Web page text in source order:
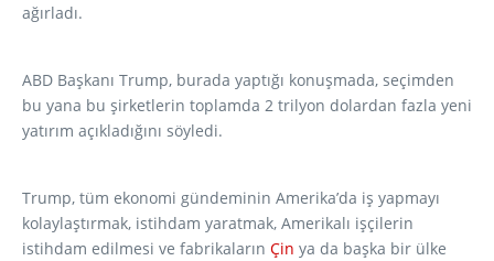
ağırladı.
ABD Başkanı Trump, burada yaptığı konuşmada, seçimden
bu yana bu şirketlerin toplamda 2 trilyon dolardan fazla yeni
yatırım açıkladığını söyledi.
Trump, tüm ekonomi gündeminin Amerika’da iş yapmayı
kolaylaştırmak, istihdam yaratmak, Amerikalı işçilerin
istihdam edilmesi ve fabrikaların Çin ya da başka bir ülke